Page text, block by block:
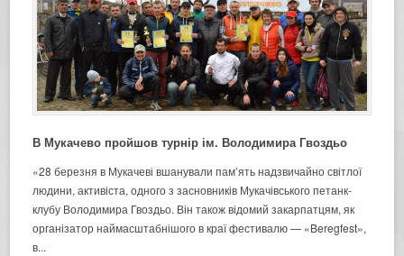
В Мукачево пройшов турнір ім. Володимира Гвоздьо
«28 березня в Мукачеві вшанували пам’ять надзвичайно світлої
людини, активіста, одного з засновників Мукачівського петанк-
клубу Володимира Гвоздьо. Він також відомий закарпатцям, як
організатор наймасштабнішого в краї фестивалю — «Beregfest»,
в...